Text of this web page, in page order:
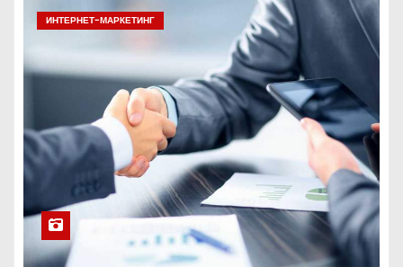
ИНТЕРНЕТ-МАРКЕТИНГ